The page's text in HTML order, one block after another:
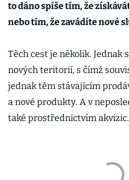
to dáno spíše tím, že
nebo tím, že zavádíte nové
Těch cest je několik. Jednak
nových teritorií, s čímž
jednak těm stávajícím
a nové produkty. A v
také prostřednictvím akvizic.